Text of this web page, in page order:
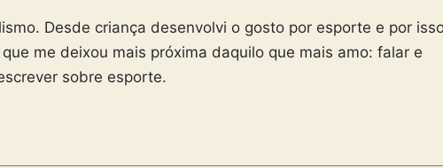
Desde criança desenvolvi o gosto por esporte e por
me deixou mais próxima daquilo que mais amo: falar e
sobre esporte.